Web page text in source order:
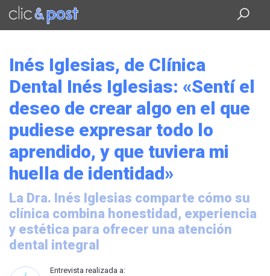
Saltar
contenido
Inés Iglesias, de Clínica
Dental Inés Iglesias: «Sentí el
deseo de crear algo en el que
pudiese expresar todo lo
aprendido, y que tuviera mi
huella de identidad»
La Dra. Inés Iglesias comparte cómo su
clínica combina honestidad, experiencia
y estética para ofrecer una atención
dental integral
Entrevista realizada a: